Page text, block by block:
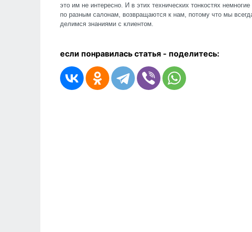
это им не интересно. И в этих технических тонкостях
по разным салонам, возвращаются к нам, потому что мы
делимся знаниями с клиентом.
если понравилась статья - поделитесь: